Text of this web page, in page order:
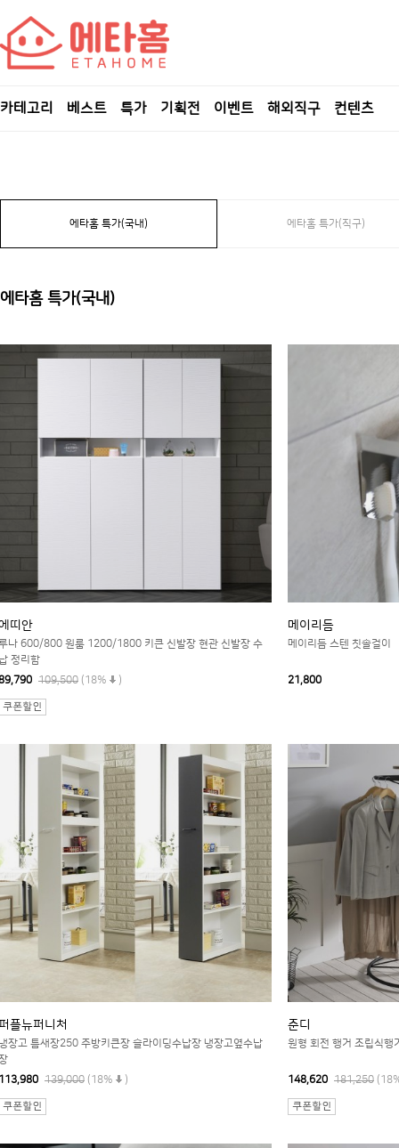
카테고리 베스트 특가 기획전 이벤트 해외직구 컨텐츠
에타홈 특가(국내) 에타홈 특가(직구)
에타홈 특가(국내)
띠안
나 600/800 원룸 1200/1800 키큰 신발장 현관 신발장 수
정리함
109,500 (18% )
메이리듬
메이리듬 스텐 칫솔걸이
21,800
플뉴퍼니처
장고 틈새장250 주방키큰장 슬라이딩수납장 냉장고옆수납
139,000 (18% )
준디
원형 회전 행거 조립식행
148,620 181,250